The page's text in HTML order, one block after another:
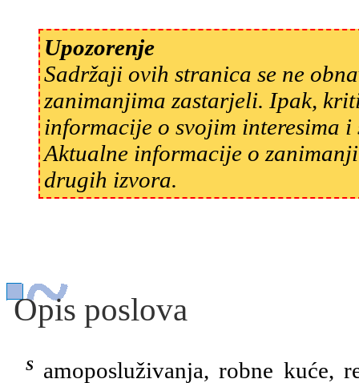
Upozorenje
Sadržaji ovih stranica se ne
zanimanjima zastarjeli. Ipak,
informacije o svojim interesima
Aktualne informacije o
drugih izvora.
Opis poslova
Samoposluživanja, robne kuće, restorani, benzinske crpke, kolodvori, kina,